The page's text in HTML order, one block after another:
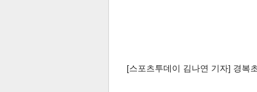
[스포츠투데이 김나연 기자] 경복